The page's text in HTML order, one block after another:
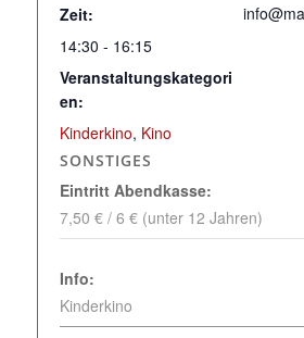
Zeit:
14:30 - 16:15
Veranstaltungskategori
en:
Kinderkino, Kino
SONSTIGES
Eintritt Abendkasse:
7,50 € / 6 € (unter 12 Jahren)
Info:
Kinderkino